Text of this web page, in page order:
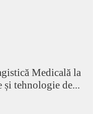
Medicală la
tehnologie de...